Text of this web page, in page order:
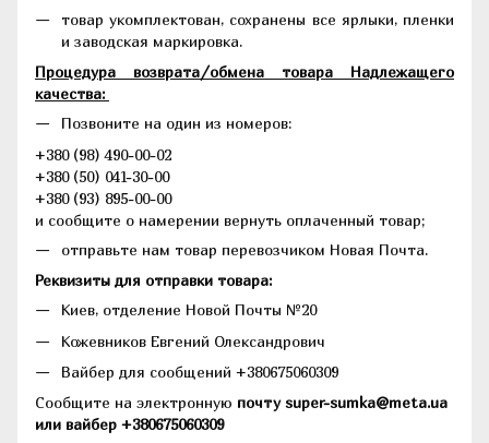
товар укомплектован, сохранены все ярлыки, пленки
и заводская маркировка.
Процедура возврата/обмена товара Надлежащего
качества:
Позвоните на один из номеров:
+380 (98) 490-00-02
+380 (50) 041-30-00
+380 (93) 895-00-00
и сообщите о намерении вернуть оплаченный товар;
отправьте нам товар перевозчиком Новая Почта.
Реквизиты для отправки товара:
Киев, отделение Новой Почты №20
Кожевников Евгений Олександрович
Вайбер для сообщений +380675060309
Сообщите на электронную почту super-sumka@meta.ua
или вайбер +380675060309